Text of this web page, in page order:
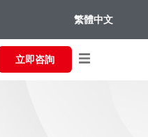
繁體中文
立即咨詢